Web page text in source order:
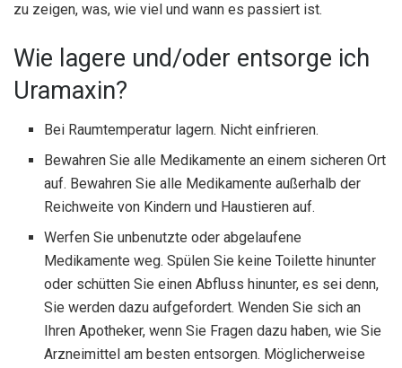
zu zeigen, was, wie viel und wann es passiert ist.
Wie lagere und/oder entsorge ich
Uramaxin?
Bei Raumtemperatur lagern. Nicht einfrieren.
Bewahren Sie alle Medikamente an einem sicheren Ort
auf. Bewahren Sie alle Medikamente außerhalb der
Reichweite von Kindern und Haustieren auf.
Werfen Sie unbenutzte oder abgelaufene
Medikamente weg. Spülen Sie keine Toilette hinunter
oder schütten Sie einen Abfluss hinunter, es sei denn,
Sie werden dazu aufgefordert. Wenden Sie sich an
Ihren Apotheker, wenn Sie Fragen dazu haben, wie Sie
Arzneimittel am besten entsorgen. Möglicherweise